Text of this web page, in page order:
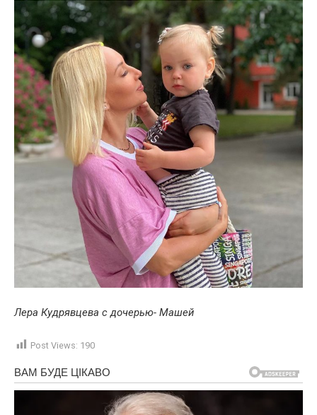
Лера Кудрявцева с дочерью- Машей
Post Views: 190